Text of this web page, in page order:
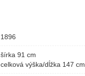
1896
šírka 91 cm
celková výška/dĺžka 147 cm